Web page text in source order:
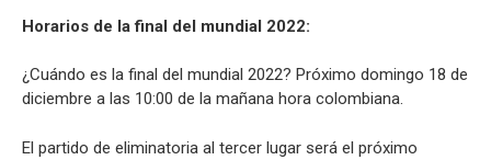
Horarios de la final del mundial 2022:
¿Cuándo es la final del mundial 2022? Próximo domingo 18 de
diciembre a las 10:00 de la mañana hora colombiana.
El partido de eliminatoria al tercer lugar será el próximo